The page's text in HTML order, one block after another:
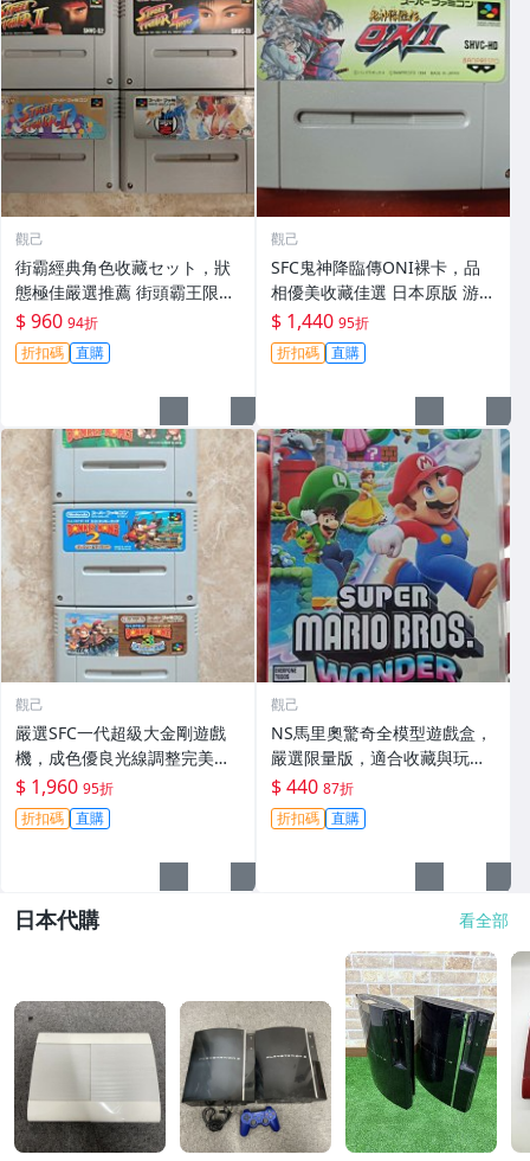
觀己
街霸經典角色收藏セット，狀
態極佳嚴選推薦 街頭霸王限定
款，成色優異收藏家必入 1/6
比例模型
$ 960 94折
折扣碼 直購
觀己
SFC鬼神降臨傳ONI裸卡，品
相優美收藏佳選 日本原版 游戲
卡帶
$ 1,440 95折
折扣碼 直購
觀己
嚴選SFC一代超級大金剛遊戲
機，成色優良光線調整完美古
銅色收藏推薦 銅雕 工藝品 金
剛機械人
$ 1,960 95折
折扣碼 直購
觀己
NS馬里奧驚奇全模型遊戲盒，
嚴選限量版，適合收藏與玩
樂，紙質精裝。任天堂粉必入
手！馬里歐 NS 玩家
$ 440 87折
折扣碼 直購
日本代購 看全部